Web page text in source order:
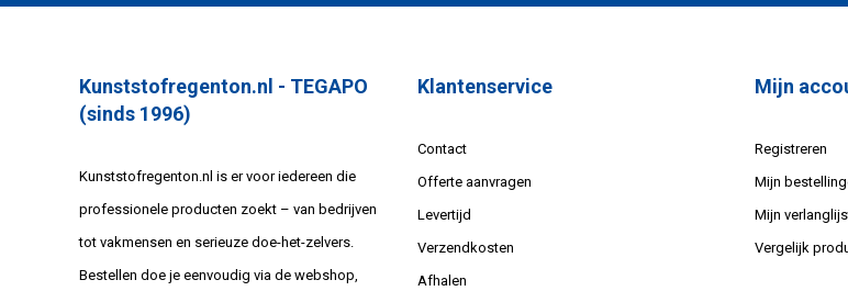
Kunststofregenton.nl - TEGAPO
(sinds 1996)
Kunststofregenton.nl is er voor iedereen die
professionele producten zoekt – van bedrijven
tot vakmensen en serieuze doe-het-zelvers.
Bestellen doe je eenvoudig via de webshop,
Klantenservice
Contact
Offerte aanvragen
Levertijd
Verzendkosten
Afhalen
Mijn
Registreren
Mijn
Mijn
Vergelijk